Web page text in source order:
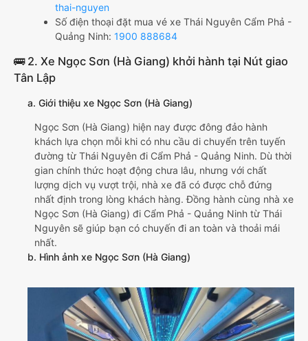
thai-nguyen
Số điện thoại đặt mua vé xe Thái Nguyên Cẩm Phả -
Quảng Ninh: 1900 888684
🚌 2. Xe Ngọc Sơn (Hà Giang) khởi hành tại Nút giao
Tân Lập
a. Giới thiệu xe Ngọc Sơn (Hà Giang)
Ngọc Sơn (Hà Giang) hiện nay được đông đảo hành
khách lựa chọn mỗi khi có nhu cầu di chuyển trên tuyến
đường từ Thái Nguyên đi Cẩm Phả - Quảng Ninh. Dù thời
gian chính thức hoạt động chưa lâu, nhưng với chất
lượng dịch vụ vượt trội, nhà xe đã có được chỗ đứng
nhất định trong lòng khách hàng. Đồng hành cùng nhà xe
Ngọc Sơn (Hà Giang) đi Cẩm Phả - Quảng Ninh từ Thái
Nguyên sẽ giúp bạn có chuyến đi an toàn và thoải mái
nhất.
b. Hình ảnh xe Ngọc Sơn (Hà Giang)